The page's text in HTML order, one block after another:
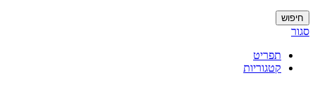
חיפוש
סגור
תפריט
קטגוריות